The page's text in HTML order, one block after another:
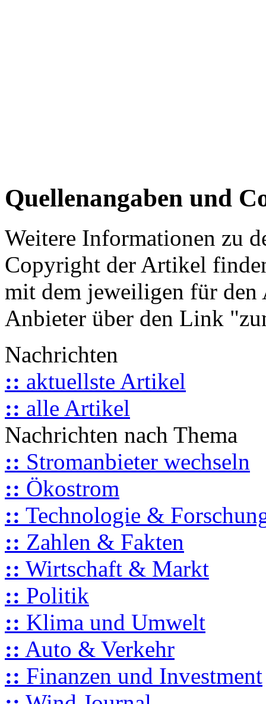
Quellenangaben und
Weitere Informationen zu
Copyright der Artikel
mit dem jeweiligen für
Anbieter über den Link
Nachrichten
:: aktuellste Artikel
:: alle Artikel
Nachrichten nach Thema
:: Stromanbieter wechseln
:: Ökostrom
:: Technologie &
:: Zahlen & Fakten
:: Wirtschaft & Markt
:: Politik
:: Klima und Umwelt
:: Auto & Verkehr
:: Finanzen und Investment